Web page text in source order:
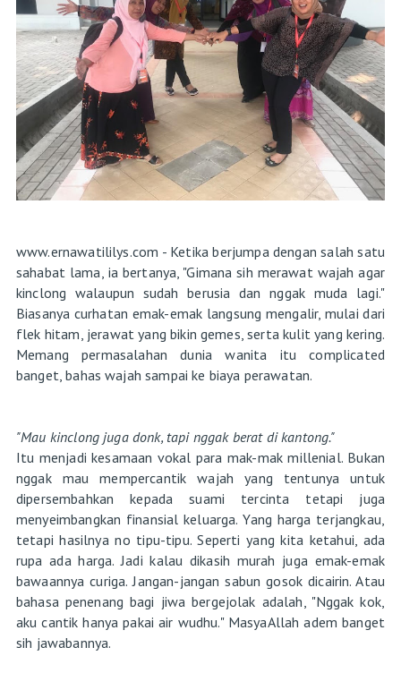
www.ernawatililys.com - Ketika berjumpa dengan salah satu
sahabat lama, ia bertanya, "Gimana sih merawat wajah agar
kinclong walaupun sudah berusia dan nggak muda lagi."
Biasanya curhatan emak-emak langsung mengalir, mulai dari
flek hitam, jerawat yang bikin gemes, serta kulit yang kering.
Memang permasalahan dunia wanita itu complicated
banget, bahas wajah sampai ke biaya perawatan.
"Mau kinclong juga donk, tapi nggak berat di kantong."
Itu menjadi kesamaan vokal para mak-mak millenial. Bukan
nggak mau mempercantik wajah yang tentunya untuk
dipersembahkan kepada suami tercinta tetapi juga
menyeimbangkan finansial keluarga. Yang harga terjangkau,
tetapi hasilnya no tipu-tipu. Seperti yang kita ketahui, ada
rupa ada harga. Jadi kalau dikasih murah juga emak-emak
bawaannya curiga. Jangan-jangan sabun gosok dicairin. Atau
bahasa penenang bagi jiwa bergejolak adalah, "Nggak kok,
aku cantik hanya pakai air wudhu." MasyaAllah adem banget
sih jawabannya.